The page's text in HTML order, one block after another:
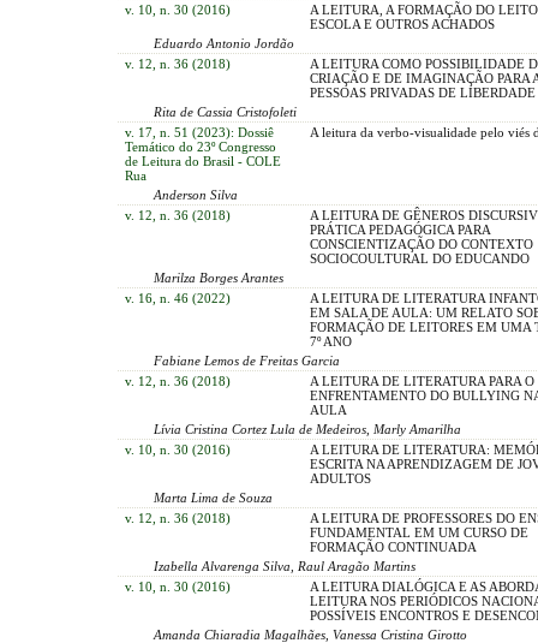
v. 10, n. 30 (2016)
A LEITURA, A FORMAÇÃO DO
ESCOLA E OUTROS ACHADOS
Eduardo Antonio Jordão
v. 12, n. 36 (2018)
A LEITURA COMO POSSIBILIDADE
CRIAÇÃO E DE IMAGINAÇÃO PARA
PESSOAS PRIVADAS DE LIBERDADE
Rita de Cassia Cristofoleti
v. 17, n. 51 (2023): Dossiê
Temático do 23º Congresso
de Leitura do Brasil - COLE
Rua
A leitura da verbo-visualidade pelo viés
Anderson Silva
v. 12, n. 36 (2018)
A LEITURA DE GÊNEROS
PRÁTICA PEDAGÓGICA PARA
CONSCIENTIZAÇÃO DO CONTEXTO
SOCIOCOULTURAL DO EDUCANDO
Marilza Borges Arantes
v. 16, n. 46 (2022)
A LEITURA DE LITERATURA
EM SALA DE AULA: UM RELATO
FORMAÇÃO DE LEITORES EM UMA
7º ANO
Fabiane Lemos de Freitas Garcia
v. 12, n. 36 (2018)
A LEITURA DE LITERATURA PARA O
ENFRENTAMENTO DO BULLYING
AULA
Lívia Cristina Cortez Lula de Medeiros, Marly Amarilha
v. 10, n. 30 (2016)
A LEITURA DE LITERATURA:
ESCRITA NA APRENDIZAGEM DE
ADULTOS
Marta Lima de Souza
v. 12, n. 36 (2018)
A LEITURA DE PROFESSORES DO
FUNDAMENTAL EM UM CURSO DE
FORMAÇÃO CONTINUADA
Izabella Alvarenga Silva, Raul Aragão Martins
v. 10, n. 30 (2016)
A LEITURA DIALÓGICA E AS
LEITURA NOS PERIÓDICOS
POSSÍVEIS ENCONTROS E
Amanda Chiaradia Magalhães, Vanessa Cristina Girotto